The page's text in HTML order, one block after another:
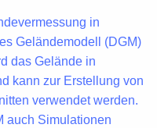
in
Geländemodell (DGM)
das Gelände in
kann zur Erstellung von
verwendet werden.
auch Simulationen